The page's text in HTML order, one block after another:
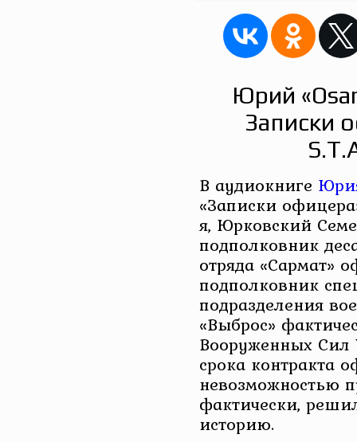
Юрий
Записки
В аудиокниге
«Записки
я, Юрковский
подполковник
отряда «Сармат»
подполковник
подразделения
«Выброс»
Вооруженных
срока контракта
невозможностью
фактически,
историю.